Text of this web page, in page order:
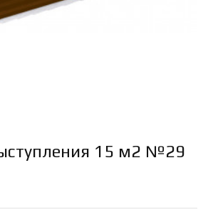
15 м2 №29